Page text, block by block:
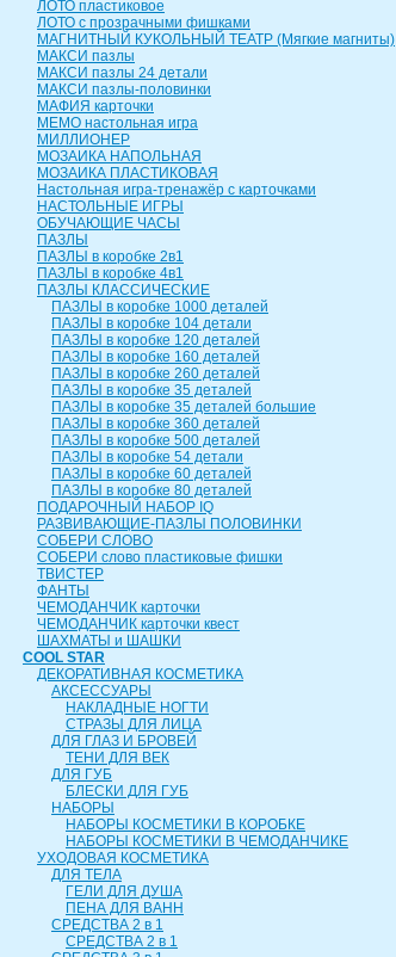
ЛОТО пластиковое
ЛОТО с прозрачными фишками
МАГНИТНЫЙ КУКОЛЬНЫЙ ТЕАТР (Мягкие магниты)
МАКСИ пазлы
МАКСИ пазлы 24 детали
МАКСИ пазлы-половинки
МАФИЯ карточки
МЕМО настольная игра
МИЛЛИОНЕР
МОЗАИКА НАПОЛЬНАЯ
МОЗАИКА ПЛАСТИКОВАЯ
Настольная игра-тренажёр с карточками
НАСТОЛЬНЫЕ ИГРЫ
ОБУЧАЮЩИЕ ЧАСЫ
ПАЗЛЫ
ПАЗЛЫ в коробке 2в1
ПАЗЛЫ в коробке 4в1
ПАЗЛЫ КЛАССИЧЕСКИЕ
ПАЗЛЫ в коробке 1000 деталей
ПАЗЛЫ в коробке 104 детали
ПАЗЛЫ в коробке 120 деталей
ПАЗЛЫ в коробке 160 деталей
ПАЗЛЫ в коробке 260 деталей
ПАЗЛЫ в коробке 35 деталей
ПАЗЛЫ в коробке 35 деталей большие
ПАЗЛЫ в коробке 360 деталей
ПАЗЛЫ в коробке 500 деталей
ПАЗЛЫ в коробке 54 детали
ПАЗЛЫ в коробке 60 деталей
ПАЗЛЫ в коробке 80 деталей
ПОДАРОЧНЫЙ НАБОР IQ
РАЗВИВАЮЩИЕ-ПАЗЛЫ ПОЛОВИНКИ
СОБЕРИ СЛОВО
СОБЕРИ слово пластиковые фишки
ТВИСТЕР
ФАНТЫ
ЧЕМОДАНЧИК карточки
ЧЕМОДАНЧИК карточки квест
ШАХМАТЫ и ШАШКИ
COOL STAR
ДЕКОРАТИВНАЯ КОСМЕТИКА
АКСЕССУАРЫ
НАКЛАДНЫЕ НОГТИ
СТРАЗЫ ДЛЯ ЛИЦА
ДЛЯ ГЛАЗ И БРОВЕЙ
ТЕНИ ДЛЯ ВЕК
ДЛЯ ГУБ
БЛЕСКИ ДЛЯ ГУБ
НАБОРЫ
НАБОРЫ КОСМЕТИКИ В КОРОБКЕ
НАБОРЫ КОСМЕТИКИ В ЧЕМОДАНЧИКЕ
УХОДОВАЯ КОСМЕТИКА
ДЛЯ ТЕЛА
ГЕЛИ ДЛЯ ДУША
ПЕНА ДЛЯ ВАНН
СРЕДСТВА 2 в 1
СРЕДСТВА 2 в 1